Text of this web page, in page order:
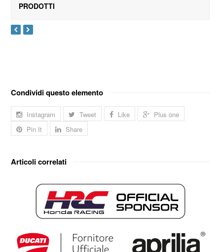
PRODOTTI
Condividi questo elemento
Instagram Tweet Like
Plus one
Pin It
Share
Articoli correlati